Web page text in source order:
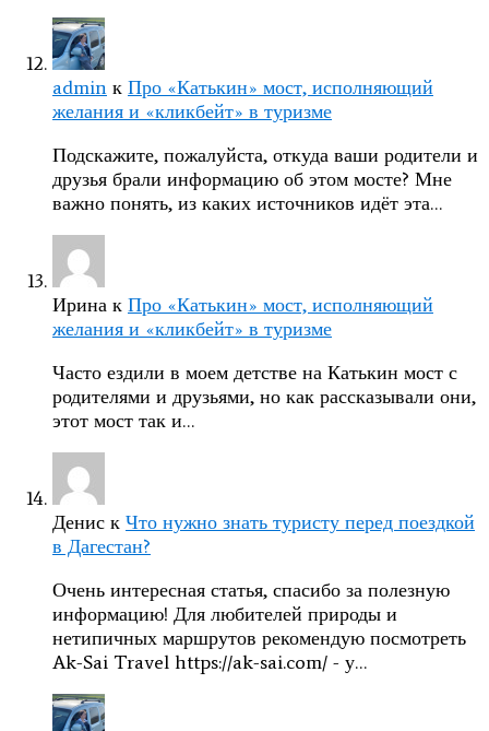
admin к Про «Катькин» мост, исполняющий
желания и «кликбейт» в туризме
Подскажите, пожалуйста, откуда ваши родители и
друзья брали информацию об этом мосте? Мне
важно понять, из каких источников идёт эта…
Ирина к Про «Катькин» мост, исполняющий
желания и «кликбейт» в туризме
Часто ездили в моем детстве на Катькин мост с
родителями и друзьями, но как рассказывали они,
этот мост так и…
Денис к Что нужно знать туристу перед поездкой
в Дагестан?
Очень интересная статья, спасибо за полезную
информацию! Для любителей природы и
нетипичных маршрутов рекомендую посмотреть
Ak-Sai Travel https://ak-sai.com/ - у…